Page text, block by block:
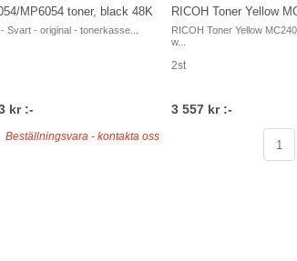
MP6054 toner, black 48K
- Svart - original - tonerkasse...
kr :-
Beställningsvara - kontakta oss
RICOH Toner Yellow
RICOH Toner Yellow
w...
2st
3 557 kr :-